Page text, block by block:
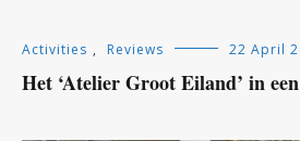
Activities , Reviews 22 April
Het ‘Atelier Groot Eiland’ in